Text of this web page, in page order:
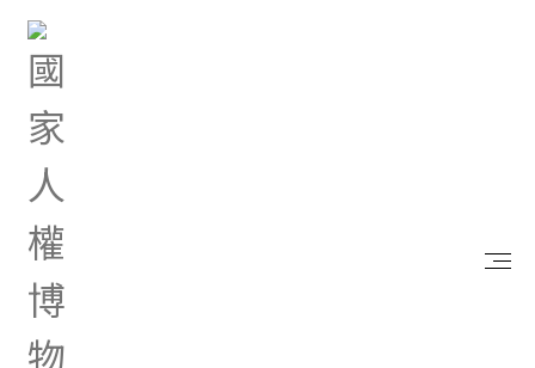
首頁
策說明資料
May 19, 2021 |